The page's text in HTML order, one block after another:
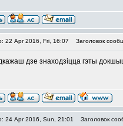
22 Apr 2016, Fri, 16:07 Заголовок
дзе знаходзіцца гэты
24 Apr 2016, Sun, 21:01 Заголовок